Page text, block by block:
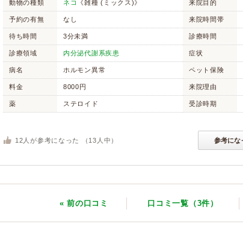
動物の種類 ネコ 《雑種 (ミックス)》 来院目的
予約の有無 なし 来院時間帯
待ち時間 3分未満 診療時間
診療領域 内分泌代謝系疾患 症状
病名 ホルモン異常 ペット保険
料金 8000円 来院理由
薬 ステロイド 受診時期
12 人が参考になった （ 13 人中） 参考にな
« 前の口コミ 口コミ一覧（3件）